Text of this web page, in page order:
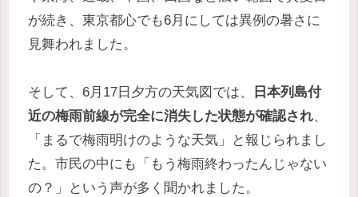
が続き、東京都心でも6月にしては異例の暑さに
見舞われました。
そして、6月17日夕方の天気図では、
日本列島付
近の梅雨前線が完全に消失した状態が確認され、
「まるで梅雨明けのような天気」と報じられまし
た。市民の中にも「もう梅雨終わったんじゃない
の？」という声が多く聞かれました。